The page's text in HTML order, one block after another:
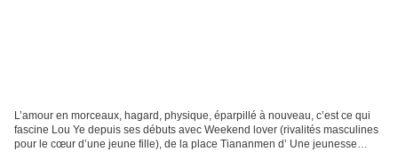
L’amour en morceaux, hagard, physique, éparpillé à nouveau, c’est ce qui
fascine Lou Ye depuis ses débuts avec Weekend lover (rivalités masculines
pour le cœur d’une jeune fille), de la place Tiananmen d’ Une jeunesse